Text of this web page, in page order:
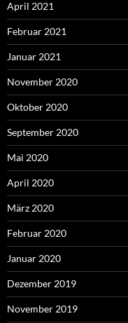
April 2021
Februar 2021
Januar 2021
November 2020
Oktober 2020
September 2020
Mai 2020
April 2020
März 2020
Februar 2020
Januar 2020
Dezember 2019
November 2019